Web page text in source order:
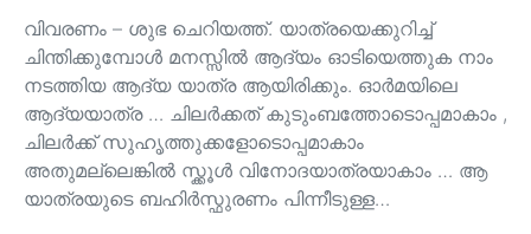
വിവരണം – ശുഭ ചെറിയത്ത്. യാത്രയെക്കുറിച്ച്
ചിന്തിക്കുമ്പോൾ മനസ്സിൽ ആദ്യം ഓടിയെത്തുക നാം
നടത്തിയ ആദ്യ യാത്ര ആയിരിക്കും. ഓർമയിലെ
ആദ്യയാത്ര … ചിലർക്കത് കുടുംബത്തോടൊപ്പമാകാം ,
ചിലർക്ക് സുഹൃത്തുക്കളോടൊപ്പമാകാം
അതുമല്ലെങ്കിൽ സ്ക്കൂൾ വിനോദയാത്രയാകാം … ആ
യാത്രയുടെ ബഹിർസ്ഫുരണം പിന്നീടുള്ള…